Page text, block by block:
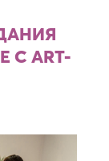
С ART-